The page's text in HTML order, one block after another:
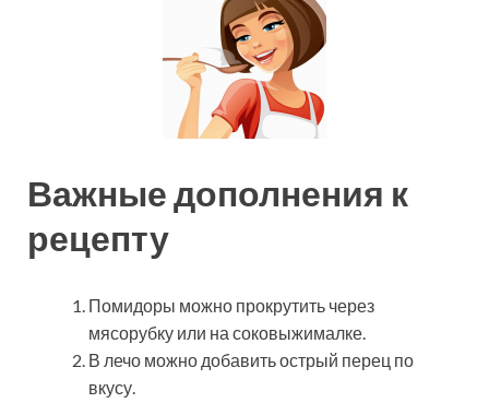
Важные дополнения к
рецепту
Помидоры можно прокрутить через
мясорубку или на соковыжималке.
В лечо можно добавить острый перец по
вкусу.